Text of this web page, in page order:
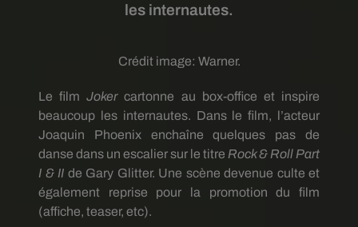
les internautes.
Crédit image: Warner.
Le filmJokercartonne au box-office et inspire
beaucoup les internautes. Dans le film, l’acteur
Joaquin Phoenix enchaîne quelques pas de
danse dans un escalier sur le titre Rock & Roll Part
I & II de Gary Glitter. Une scène devenue culte et
également reprise pour la promotion du film
(affiche, teaser, etc).